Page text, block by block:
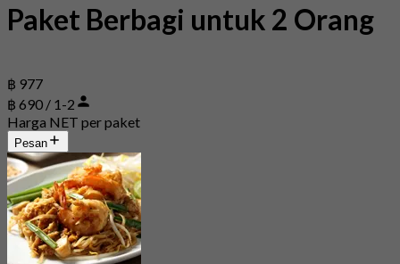
Paket Berbagi untuk 2 Orang
฿ 977
฿ 690 / 1-2
Harga NET per paket
Pesan